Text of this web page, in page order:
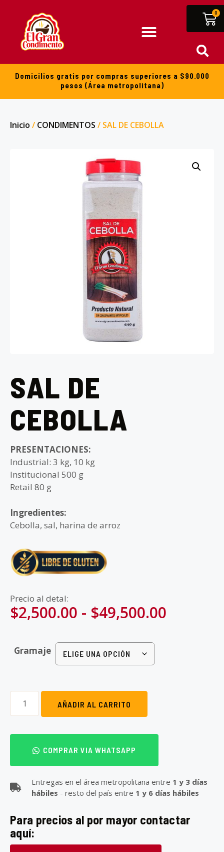
0
Domicilios gratis por compras superiores a $90.000
pesos (Área metropolitana)
Inicio / CONDIMENTOS / SAL DE CEBOLLA
SAL DE
CEBOLLA
PRESENTACIONES:
Industrial: 3 kg, 10 kg
Institucional 500 g
Retail 80 g
Ingredientes:
Cebolla, sal, harina de arroz
Precio al detal:
$2,500.00 - $49,500.00
Gramaje
AÑADIR AL CARRITO
COMPRAR VIA WHATSAPP
Entregas en el área metropolitana entre 1 y 3 días
hábiles - resto del país entre 1 y 6 días hábiles
Para precios al por mayor contactar
aquí: